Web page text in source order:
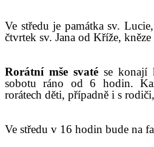
Ve středu je památka sv.
čtvrtek sv. Jana od Kříže,
Rorátní mše svaté se konají
sobotu ráno od 6 hodin.
rorátech děti, případně i s
Ve středu v 16 hodin bude na